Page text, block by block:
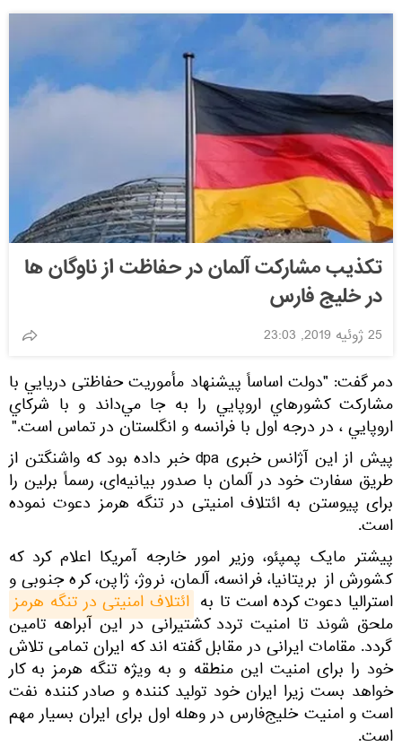
تکذیب مشارکت آلمان در حفاظت از ناوگان ها
در خلیج فارس
25 ژوئیه 2019, 23:03
دمر گفت: "دولت اساساً پيشنهاد مأموريت حفاظتی دريايي با
مشاركت كشورهاي اروپايي را به جا مي‌داند و با شرکاي
اروپايي ، در درجه اول با فرانسه و انگلستان در تماس است."
پیش از این آژانس خبری dpa خبر داده بود که واشنگتن از
طریق سفارت خود در آلمان با صدور بیانیه‌ای، رسماً برلین را
برای پیوستن به ائتلاف امنیتی در تنگه هرمز دعوت نموده
است.
پیشتر مایک پمپئو، وزیر امور خارجه آمریکا اعلام کرد که
کشورش از بریتانیا، فرانسه، آلمان، نروژ، ژاپن، کره جنوبی و
استرالیا دعوت کرده است تا به ائتلاف امنیتی در تنگه هرمز
ملحق شوند تا امنیت تردد کشتیرانی در این آبراهه تامین
گردد. مقامات ایرانی در مقابل گفته اند که ایران تمامی تلاش
خود را برای امنیت این منطقه و به ویژه تنگه هرمز به کار
خواهد بست زیرا ایران خود تولید کننده و صادر کننده نفت
است و امنیت خلیج‌فارس در وهله اول برای ایران بسیار مهم
است.